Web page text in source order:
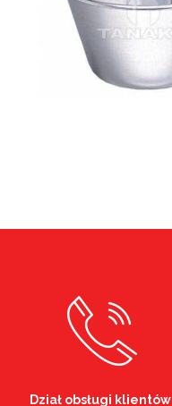
Dział obsługi klientów